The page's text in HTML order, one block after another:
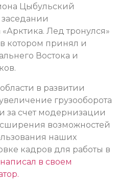
Цыбульский
Лед тронулся»
в котором принял и
Востока и
в развитии
грузооборота
за счет модернизации
возможностей
наших
кадров для работы в
написал в своем